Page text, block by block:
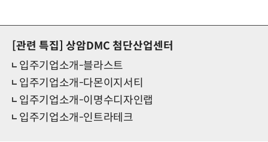
[관련 특집] 상암DMC 첨단산업센터
입주기업소개-블라스트
입주기업소개-다몬이지서티
입주기업소개-이명수디자인랩
입주기업소개-인트라테크